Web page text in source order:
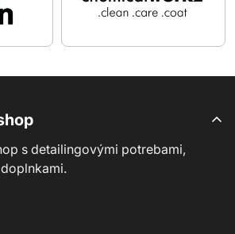
s detailingovými potrebami,